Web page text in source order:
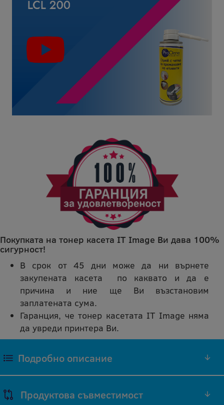
Покупката на тонер касета IT Image Ви дава 100%
сигурност!
В срок от 45 дни може да ни върнете
закупената касета по каквато и да е
причина и ние ще Ви възстановим
заплатената сума.
Гаранция, че тонер касетата IT Image няма
да увреди принтера Ви.
Подробно описание
РЕПРОИЗВЕДЕНА IT IMAGE ТОНЕР КАСЕТА
Продуктова съвместимост